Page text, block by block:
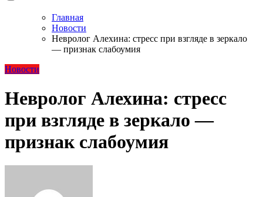
Главная
Новости
Невролог Алехина: стресс при взгляде в зеркало
— признак слабоумия
Новости
Невролог Алехина: стресс
при взгляде в зеркало —
признак слабоумия